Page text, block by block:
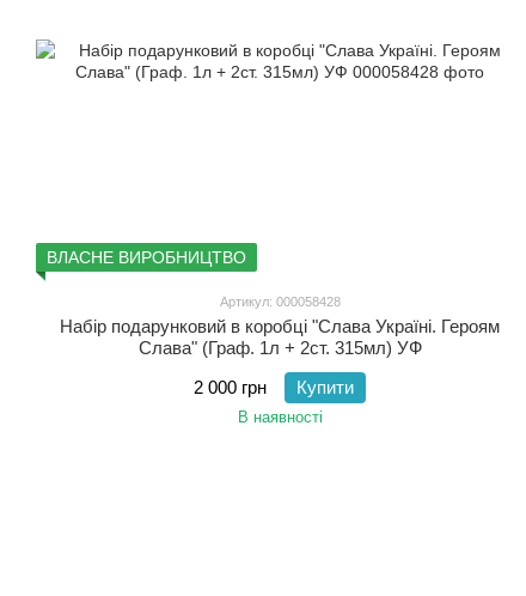
ВЛАСНЕ ВИРОБНИЦТВО
Артикул: 000058428
Набір подарунковий в коробці "Слава Україні. Героям
Слава" (Граф. 1л + 2ст. 315мл) УФ
2 000 грн
Купити
В наявності